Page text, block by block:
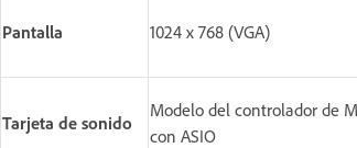
Pantalla 1024 x 768 (VGA)
Tarjeta de sonido
Modelo del controlador de
con ASIO